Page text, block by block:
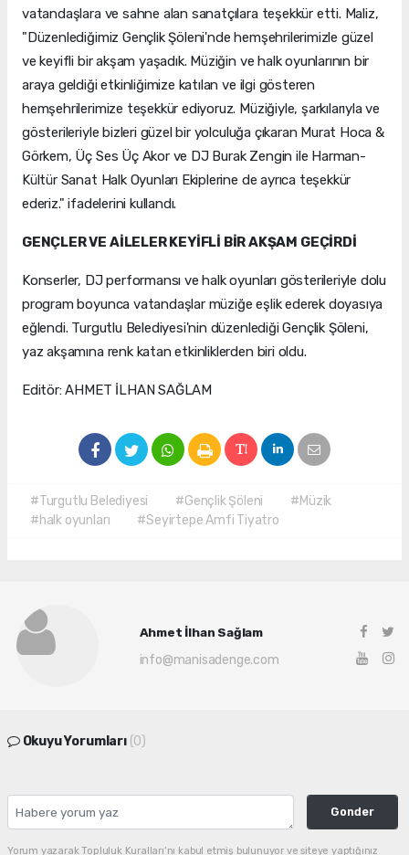
vatandaşlara ve sahne alan sanatçılara teşekkür etti. Maliz,
"Düzenlediğimiz Gençlik Şöleni'nde hemşehrilerimizle güzel
ve keyifli bir akşam yaşadık. Müziğin ve halk oyunlarının bir
araya geldiği etkinliğimize katılan ve ilgi gösteren
hemşehrilerimize teşekkür ediyoruz. Müziğiyle, şarkılarıyla ve
gösterileriyle bizleri güzel bir yolculuğa çıkaran Murat Hoca &
Görkem, Üç Ses Üç Akor ve DJ Burak Zengin ile Harman-
Kültür Sanat Halk Oyunları Ekiplerine de ayrıca teşekkür
ederiz." ifadelerini kullandı.
GENÇLER VE AİLELER KEYİFLİ BİR AKŞAM GEÇİRDİ
Konserler, DJ performansı ve halk oyunları gösterileriyle dolu
program boyunca vatandaşlar müziğe eşlik ederek doyasıya
eğlendi. Turgutlu Belediyesi'nin düzenlediği Gençlik Şöleni,
yaz akşamına renk katan etkinliklerden biri oldu.
Editör: AHMET İLHAN SAĞLAM
#Turgutlu Belediyesi #Gençlik Şöleni
#Müzik
#halk oyunları
#Seyirtepe Amfi Tiyatro
Ahmet İlhan Sağlam
info@manisadenge.com
Okuyu Yorumları (0)
Gonder
Yorum yazarak Topluluk Kuralları’nı kabul etmiş bulunuyor ve siteye yaptığınız